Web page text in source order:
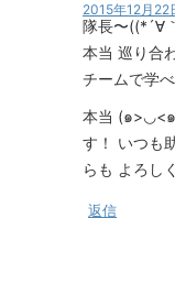
2015年12月22
隊長〜((*´∀
本当 巡り合
チームで学
本当 (๑>◡<๑
す！ いつも
らも よろし
返信